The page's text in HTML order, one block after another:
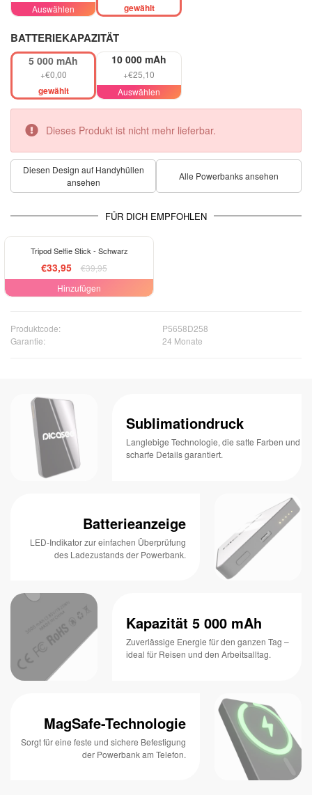
Auswählen gewählt
BATTERIEKAPAZITÄT
5 000 mAh
+€0,00
gewählt
10 000 mAh
+€25,10
Auswählen
Dieses Produkt ist nicht mehr lieferbar.
Diesen Design auf Handyhüllen
ansehen
Alle Powerbanks ansehen
FÜR DICH EMPFOHLEN
-15%
Tripod Selfie Stick - Schwarz
€33,95
€39,95
Hinzufügen
Produktcode:
P5658D258
Garantie:
24 Monate
Sublimationdruck
Langlebige Technologie, die satte Farben und
scharfe Details garantiert.
Batterieanzeige
LED-Indikator zur einfachen Überprüfung
des Ladezustands der Powerbank.
Kapazität 5 000 mAh
Zuverlässige Energie für den ganzen Tag –
ideal für Reisen und den Arbeitsalltag.
MagSafe-Technologie
Sorgt für eine feste und sichere Befestigung
der Powerbank am Telefon.